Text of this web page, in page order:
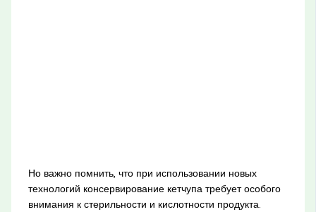
Но важно помнить, что при использовании новых
технологий консервирование кетчупа требует особого
внимания к стерильности и кислотности продукта.